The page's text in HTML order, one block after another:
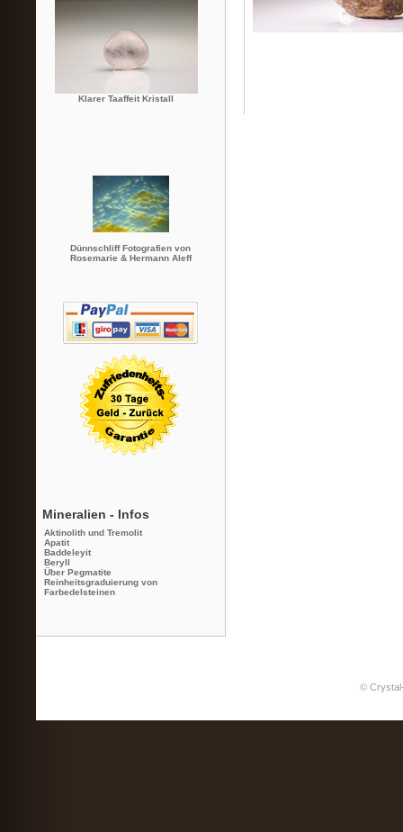
Klarer Taaffeit Kristall
Dünnschliff Fotografien von
Rosemarie & Hermann Aleff
Mineralien - Infos
Aktinolith und Tremolit
Apatit
Baddeleyit
Beryll
Über Pegmatite
Reinheitsgraduierung von
Farbedelsteinen
©